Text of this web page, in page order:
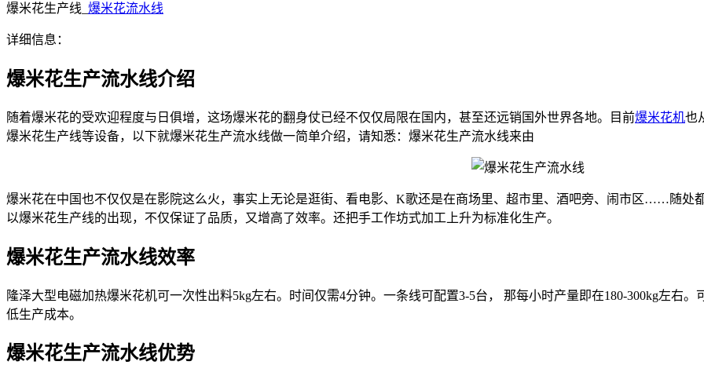
爆米花生产线_ 爆米花流水线
详细信息：
爆米花生产流水线介绍
随着爆米花的受欢迎程度与日俱增，这场爆米花的翻身仗已经不仅仅局限在国内，甚至还远销国外世界各地。目前爆米花机也
爆米花生产线等设备，以下就爆米花生产流水线做一简单介绍，请知悉：爆米花生产流水线来由
爆米花在中国也不仅仅是在影院这么火，事实上无论是逛街、看电影、K歌还是在商场里、超市里、酒吧旁、闹市区……随处
以爆米花生产线的出现，不仅保证了品质，又增高了效率。还把手工作坊式加工上升为标准化生产。
爆米花生产流水线效率
隆泽大型电磁加热爆米花机可一次性出料5kg左右。时间仅需4分钟。一条线可配置3-5台， 那每小时产量即在180-300kg左右
低生产成本。
爆米花生产流水线优势